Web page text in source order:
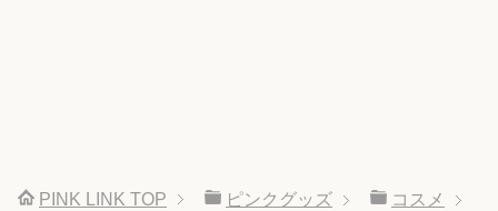
PINK LINK TOP ピンクグッズ コスメ